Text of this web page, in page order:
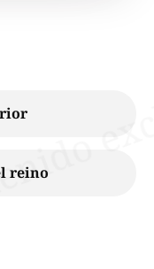
reino